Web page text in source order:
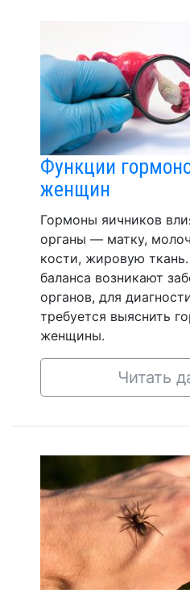
Функции
женщин
Гормоны яичников
органы — матку,
кости, жировую
баланса возникают
органов, для
требуется выяснить
женщины.
Читать